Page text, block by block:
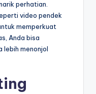
perhatian.
video pendek
memperkuat
Anda bisa
lebih menonjol